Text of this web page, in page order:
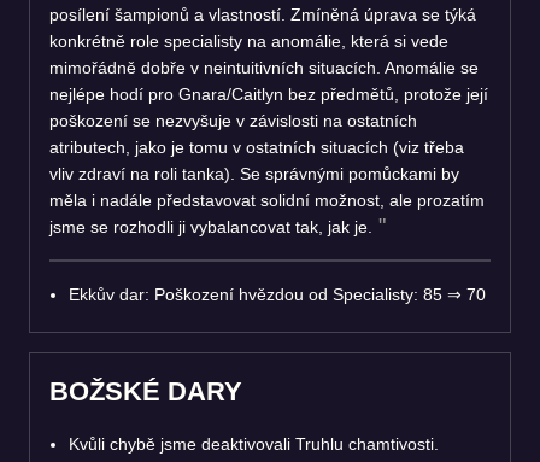
posílení šampionů a vlastností. Zmíněná úprava se týká
konkrétně role specialisty na anomálie, která si vede
mimořádně dobře v neintuitivních situacích. Anomálie se
nejlépe hodí pro Gnara/Caitlyn bez předmětů, protože její
poškození se nezvyšuje v závislosti na ostatních
atributech, jako je tomu v ostatních situacích (viz třeba
vliv zdraví na roli tanka). Se správnými pomůckami by
měla i nadále představovat solidní možnost, ale prozatím
jsme se rozhodli ji vybalancovat tak, jak je.
Ekkův dar: Poškození hvězdou od Specialisty: 85 ⇒ 70
BOŽSKÉ DARY
Kvůli chybě jsme deaktivovali Truhlu chamtivosti.